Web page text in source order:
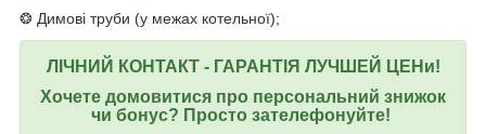
❂ Димові труби (у межах котельної);
ЛІЧНИЙ КОНТАКТ - ГАРАНТІЯ ЛУЧШЕЙ ЦЕНи!
Хочете домовитися про персональний знижок
чи бонус? Просто зателефонуйте!